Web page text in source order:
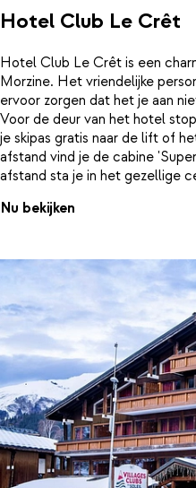
Hotel Club Le Crêt
Hotel Club Le Crêt is een
Morzine. Het vriendelijke
ervoor zorgen dat het je aan
Voor de deur van het hotel
je skipas gratis naar de lift of
afstand vind je de cabine
afstand sta je in het gezellige
uitzicht op de besneeuwde
trekken in het binnenzwembad
hamam of jacuzzi.
Nu bekijken